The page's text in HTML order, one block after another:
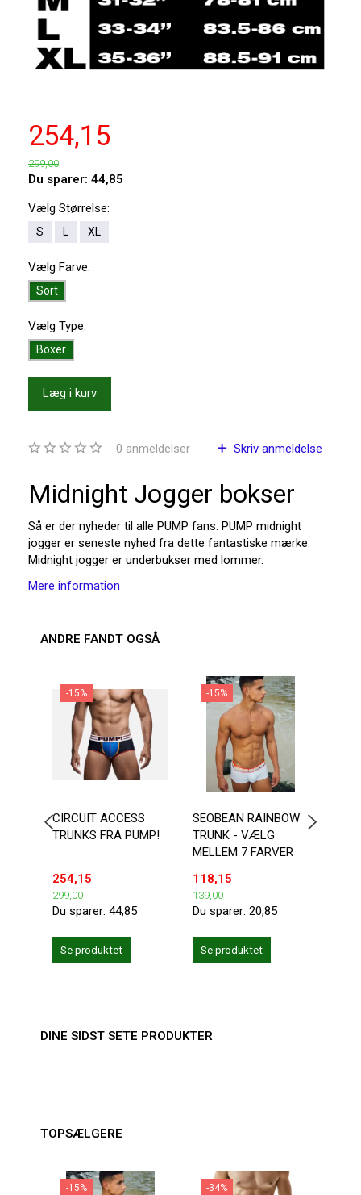
254,15
299,00
Du sparer: 44,85
Vælg Størrelse:
S L XL
Vælg Farve:
Sort
Vælg Type:
Boxer
Læg i kurv
0 anmeldelser Skriv anmeldelse
Midnight Jogger bokser
Så er der nyheder til alle PUMP fans. PUMP midnight
jogger er seneste nyhed fra dette fantastiske mærke.
Midnight jogger er underbukser med lommer.
Mere information
ANDRE FANDT OGSÅ
-15%
CIRCUIT ACCESS
TRUNKS FRA PUMP!
254,15
299,00
Du sparer: 44,85
Se produktet
-15%
SEOBEAN RAINBOW
TRUNK - VÆLG
MELLEM 7 FARVER
118,15
139,00
Du sparer: 20,85
Se produktet
DINE SIDST SETE PRODUKTER
TOPSÆLGERE
-15% -34%